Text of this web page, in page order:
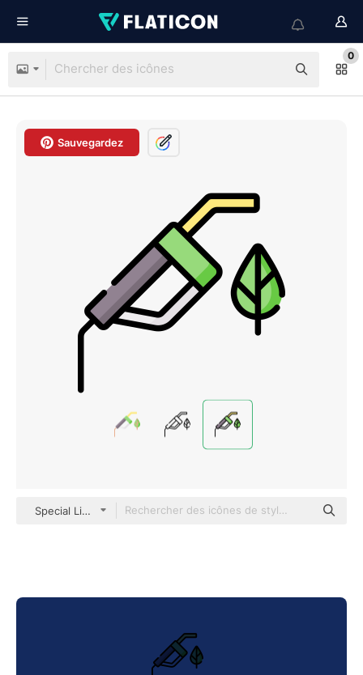
0
Sauvegardez
Special Lineal color